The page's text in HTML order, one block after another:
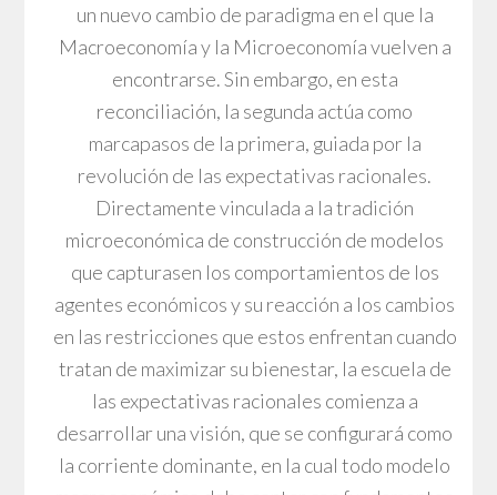
un nuevo cambio de paradigma en el que la
Macroeconomía y la Microeconomía vuelven a
encontrarse. Sin embargo, en esta
reconciliación, la segunda actúa como
marcapasos de la primera, guiada por la
revolución de las expectativas racionales.
Directamente vinculada a la tradición
microeconómica de construcción de modelos
que capturasen los comportamientos de los
agentes económicos y su reacción a los cambios
en las restricciones que estos enfrentan cuando
tratan de maximizar su bienestar, la escuela de
las expectativas racionales comienza a
desarrollar una visión, que se configurará como
la corriente dominante, en la cual todo modelo